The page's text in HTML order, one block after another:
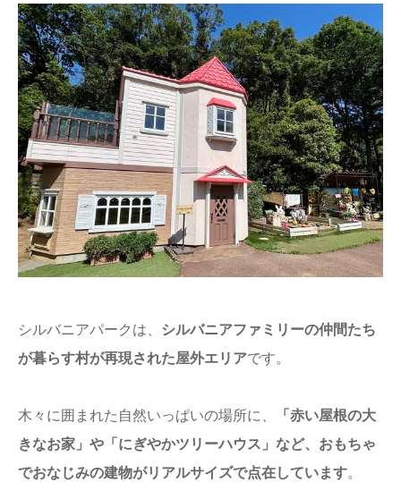
シルバニアパークは、
シルバニアファミリーの仲間たち
が暮らす村が再現された屋外エリアです。
木々に囲まれた自然いっぱいの場所に、
「赤い屋根の大
きなお家」や「にぎやかツリーハウス」など、おもちゃ
でおなじみの建物がリアルサイズで点在しています。